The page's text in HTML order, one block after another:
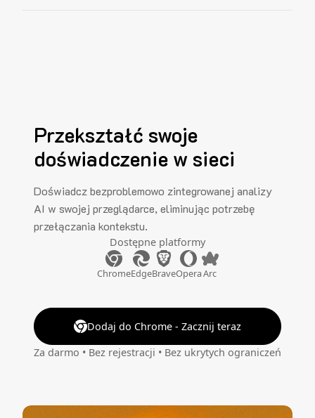
Przekształć swoje
doświadczenie w sieci
Doświadcz bezproblemowo zintegrowanej analizy
AI w swojej przeglądarce, eliminując potrzebę
przełączania kontekstu.
Dostępne platformy
ChromeEdgeBraveOperaArc
Dodaj do Chrome - Zacznij teraz
Za darmo • Bez rejestracji • Bez ukrytych ograniczeń